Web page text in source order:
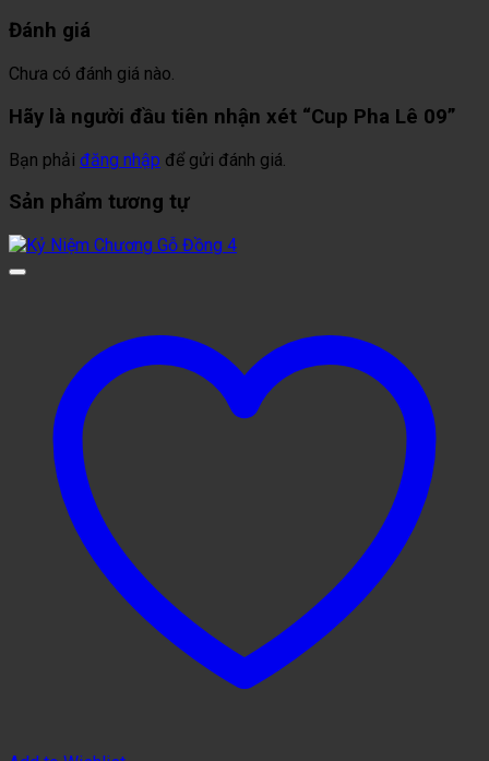
Đánh giá
Chưa có đánh giá nào.
Hãy là người đầu tiên nhận xét “Cup Pha Lê 09”
Bạn phải đăng nhập để gửi đánh giá.
Sản phẩm tương tự